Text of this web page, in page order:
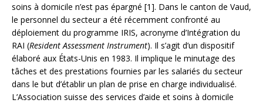
soins à domicile n’est pas épargné [1]. Dans le canton de Vaud,
le personnel du secteur a été récemment confronté au
déploiement du programme IRIS, acronyme d’Intégration du
RAI (Resident Assessment Instrument). Il s’agit d’un dispositif
élaboré aux États-Unis en 1983. Il implique le minutage des
tâches et des prestations fournies par les salariés du secteur
dans le but d’établir un plan de prise en charge individualisé.
L’Association suisse des services d’aide et soins à domicile